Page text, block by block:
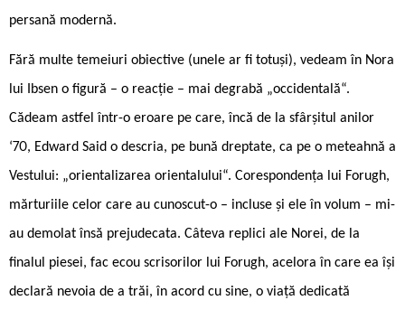
persană modernă.
Fără multe temeiuri obiective (unele ar fi totuşi), vedeam în Nora
lui Ibsen o figură – o reacție – mai degrabă „occidentală“.
Cădeam astfel într-o eroare pe care, încă de la sfârșitul anilor
‘70, Edward Said o descria, pe bună dreptate, ca pe o meteahnă a
Vestului: „orientalizarea orientalului“. Corespondența lui Forugh,
mărturiile celor care au cunoscut-o – incluse și ele în volum – mi-
au demolat însă prejudecata. Câteva replici ale Norei, de la
finalul piesei, fac ecou scrisorilor lui Forugh, acelora în care ea își
declară nevoia de a trăi, în acord cu sine, o viață dedicată